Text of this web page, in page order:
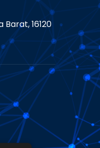
Barat, 16120